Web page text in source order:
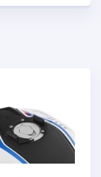
i
di
in
per
25mm: